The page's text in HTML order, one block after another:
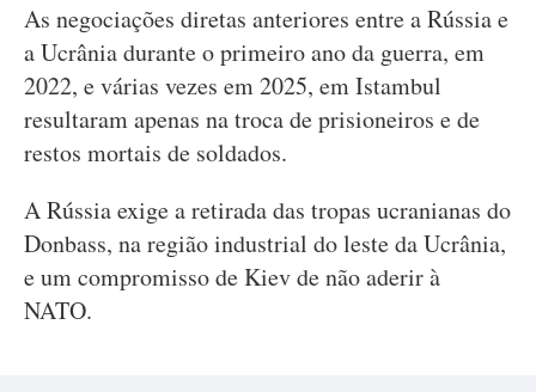
As negociações diretas anteriores entre a Rússia e
a Ucrânia durante o primeiro ano da guerra, em
2022, e várias vezes em 2025, em Istambul
resultaram apenas na troca de prisioneiros e de
restos mortais de soldados.
A Rússia exige a retirada das tropas ucranianas do
Donbass, na região industrial do leste da Ucrânia,
e um compromisso de Kiev de não aderir à
NATO.